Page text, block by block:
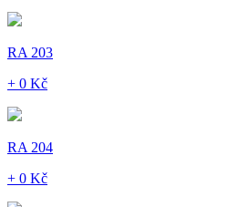
RA 203
+ 0 Kč
RA 204
+ 0 Kč